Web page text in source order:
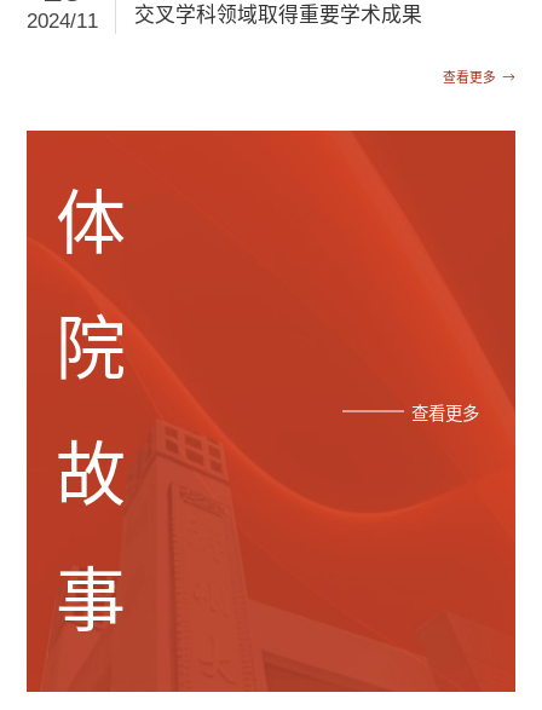
2024/11 交叉学科领域取得重要学术成果
查看更多
体
院
故
事
查看更多